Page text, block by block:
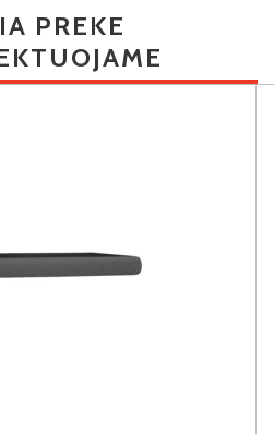
PREKE